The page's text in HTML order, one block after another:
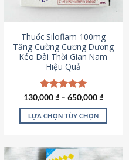
có
được
chọn
trên
trang
sản
phẩm
Thuốc Siloflam 100mg
Tăng Cường Cương Dương
Kéo Dài Thời Gian Nam
Hiệu Quả
Được xếp
hạng5.00
5 sao
130,000₫ – 650,000₫
LỰA CHỌN TÙY CHỌN
này